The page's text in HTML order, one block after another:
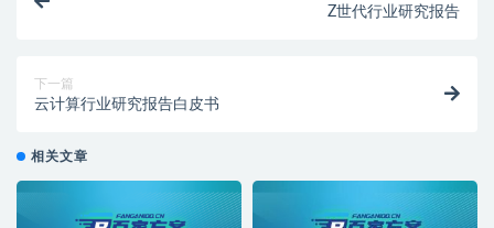
Z世代行业研究报告
下一篇
云计算行业研究报告白皮书
相关文章